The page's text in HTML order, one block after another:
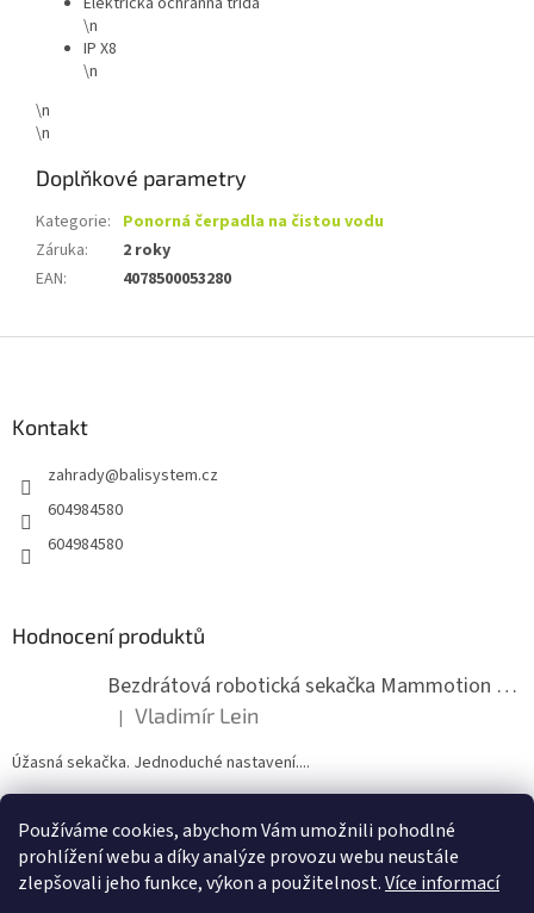
Používáme cookies, abychom Vám umožnili pohodlné
prohlížení webu a díky analýze provozu webu neustále
zlepšovali jeho funkce, výkon a použitelnost.Více informací
\n
IP X8
\n
\n
\n
Doplňkové parametry
Kategorie: Ponorná čerpadla na čistou vodu
Záruka:
2 roky
EAN: 4078500053280
Kontakt
zahrady@balisystem.cz
604984580
604984580
Hodnocení produktů
Bezdrátová robotická sekačka Mammotion LUBA mini 2 1500
Hodnocení produktu je 5 z 5 hvězdiček.
| Vladimír Lein
Úžasná sekačka. Jednoduché nastavení....
ZDE NÁM MŮŽETE VLOŽIT HODNOCENÍ